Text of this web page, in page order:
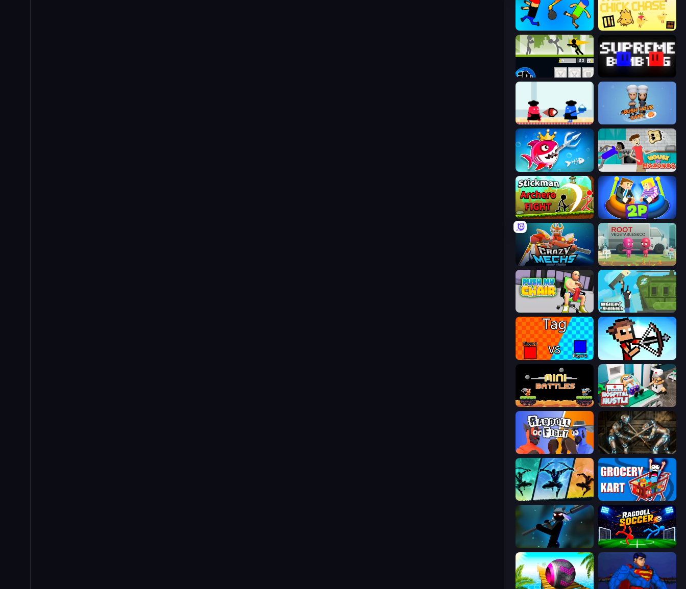
Mini-Caps: Bombs The Chick Chase
Stickman Fighter: Mega Brawl
Clash of Cakes Rush Hour Cafe
Fish Stab Getting Big House of Hazards
Stickman Archero Fight Ragdoll Arena 2 Player
Crazy Mechs Root Vegetables & Co
Push My Chair Getaway Shootout
2 Player Tag Stick Archers Battle
12 MiniBattles Hospital Hustle
Ragdoll Fight Striker Dummies
Shadow Ninja Revenge Grocery Kart
Stickman Weapon Master Ragdoll Soccer 2 Players